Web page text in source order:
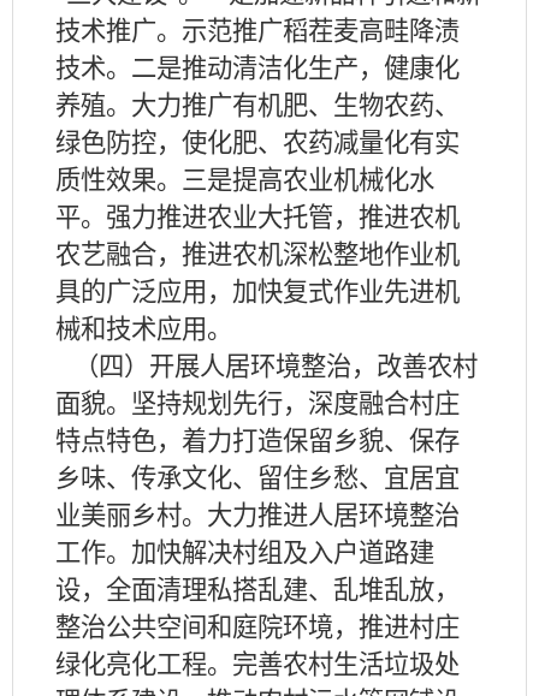
技术推广。示范推广稻茬麦高畦降渍
技术。二是推动清洁化生产，健康化
养殖。大力推广有机肥、生物农药、
绿色防控，使化肥、农药减量化有实
质性效果。三是提高农业机械化水
平。强力推进农业大托管，推进农机
农艺融合，推进农机深松整地作业机
具的广泛应用，加快复式作业先进机
械和技术应用。
（四）开展人居环境整治，改善农村
面貌。坚持规划先行，深度融合村庄
特点特色，着力打造保留乡貌、保存
乡味、传承文化、留住乡愁、宜居宜
业美丽乡村。大力推进人居环境整治
工作。加快解决村组及入户道路建
设，全面清理私搭乱建、乱堆乱放，
整治公共空间和庭院环境，推进村庄
绿化亮化工程。完善农村生活垃圾处